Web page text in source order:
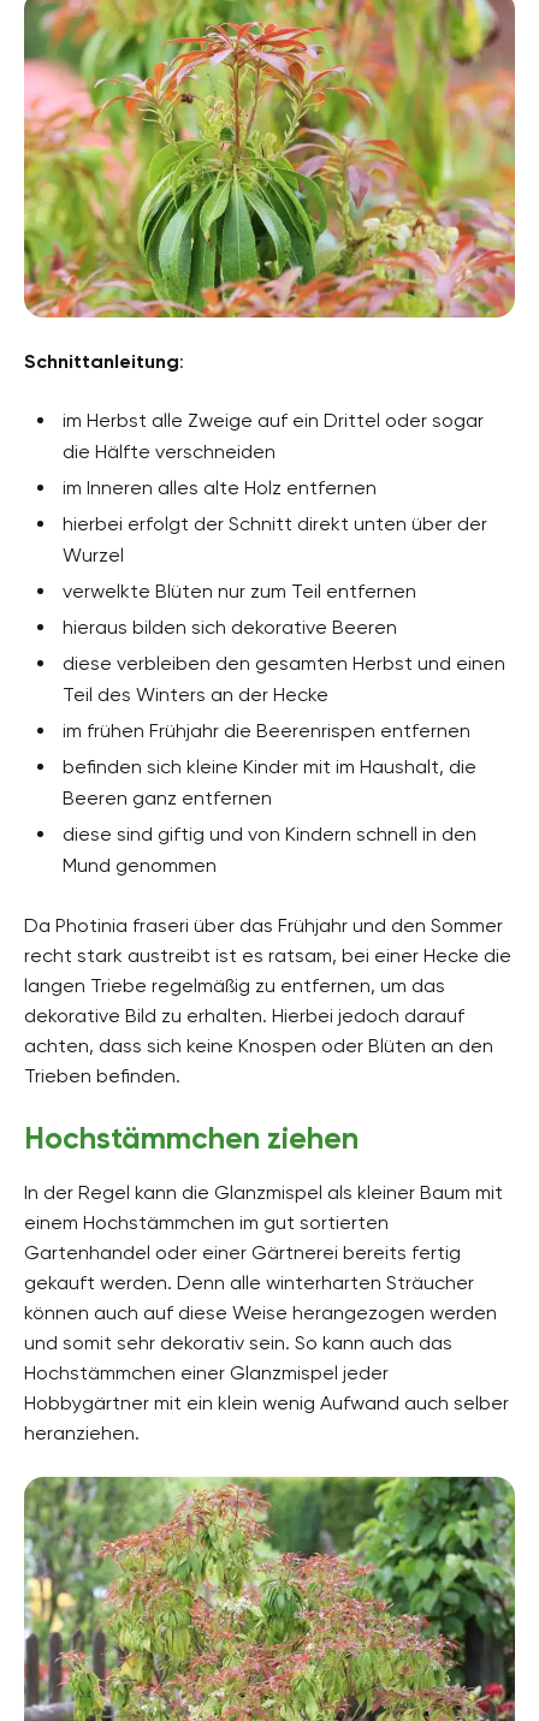
Schnittanleitung:
im Herbst alle Zweige auf ein Drittel oder sogar
die Hälfte verschneiden
im Inneren alles alte Holz entfernen
hierbei erfolgt der Schnitt direkt unten über der
Wurzel
verwelkte Blüten nur zum Teil entfernen
hieraus bilden sich dekorative Beeren
diese verbleiben den gesamten Herbst und einen
Teil des Winters an der Hecke
im frühen Frühjahr die Beerenrispen entfernen
befinden sich kleine Kinder mit im Haushalt, die
Beeren ganz entfernen
diese sind giftig und von Kindern schnell in den
Mund genommen
Da Photinia fraseri über das Frühjahr und den Sommer
recht stark austreibt ist es ratsam, bei einer Hecke die
langen Triebe regelmäßig zu entfernen, um das
dekorative Bild zu erhalten. Hierbei jedoch darauf
achten, dass sich keine Knospen oder Blüten an den
Trieben befinden.
Hochstämmchen ziehen
In der Regel kann die Glanzmispel als kleiner Baum mit
einem Hochstämmchen im gut sortierten
Gartenhandel oder einer Gärtnerei bereits fertig
gekauft werden. Denn alle winterharten Sträucher
können auch auf diese Weise herangezogen werden
und somit sehr dekorativ sein. So kann auch das
Hochstämmchen einer Glanzmispel jeder
Hobbygärtner mit ein klein wenig Aufwand auch selber
heranziehen.